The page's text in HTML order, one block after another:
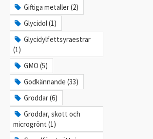
Giftiga metaller (2)
Glycidol (1)
Glycidylfettsyraestrar
(1)
GMO (5)
Godkännande (33)
Groddar (6)
Groddar, skott och
microgrönt (1)